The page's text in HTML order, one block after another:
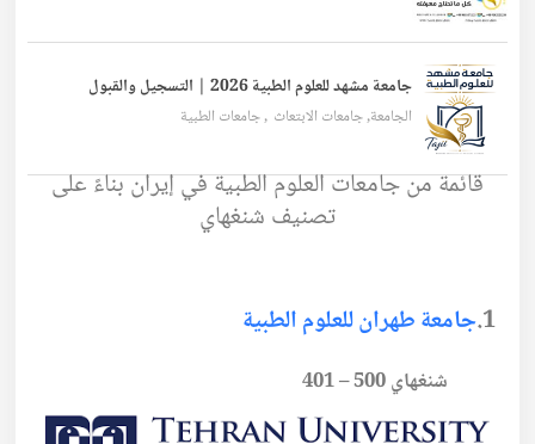
جامعة مشهد للعلوم الطبية 2026 | التسجيل والقبول
الجامعة,جامعات الابتعاث ,جامعات الطبية
قائمة من جامعات العلوم الطبية في إيران بناءً على
تصنيف شنغهاي
1.جامعة طهران للعلوم الطبية
شنغهاي 500 – 401